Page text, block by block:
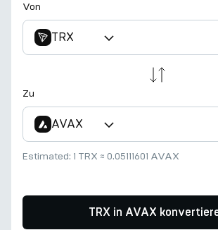
Von
TRX
Zu
AVAX
Estimated: 1 TRX ≈ 0.05111601 AVAX
TRX in AVAX